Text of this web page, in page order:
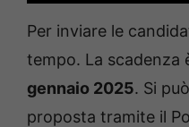
Per inviare le
tempo. La scadenza
gennaio 2025. Si
proposta tramite il